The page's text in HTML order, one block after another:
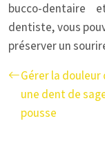
bucco-dentaire
dentiste, vous
préserver un
Gérer la douleur
une dent de
pousse